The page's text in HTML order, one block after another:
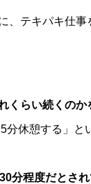
、テキパキ仕事
くらい続くのか
休憩する」と
分程度だとされ